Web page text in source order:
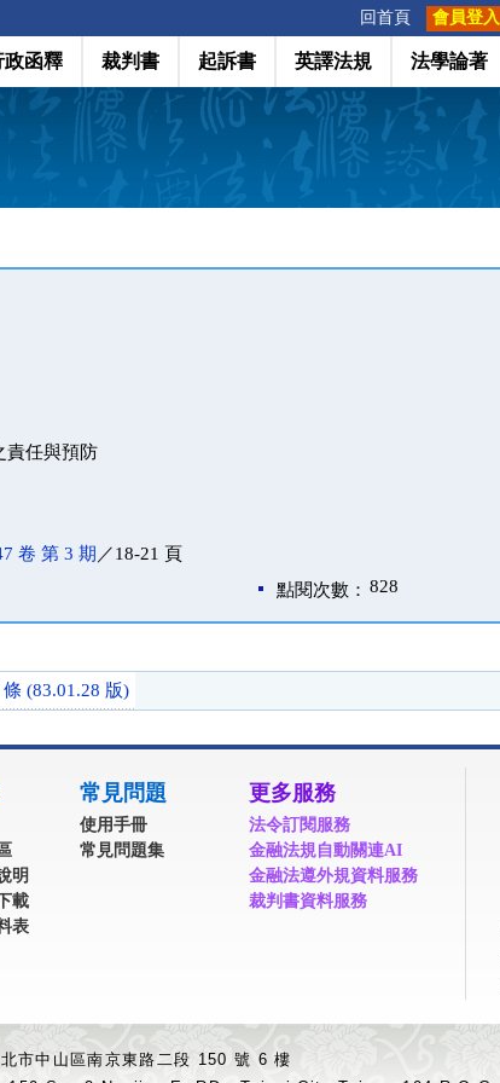
回首頁 會員登入
政函釋 裁判書 起訴書 英譯法規 法學論著
責任與預防
卷 第 3 期 ／18-21 頁
點閱次數： 828
(83.01.28 版)
明
載
表
常見問題
使用手冊
常見問題集
更多服務
法令訂閱服務
金融法規自動關連AI
金融法遵外規資料服務
裁判書資料服務
市中山區南京東路二段 150 號 6 樓